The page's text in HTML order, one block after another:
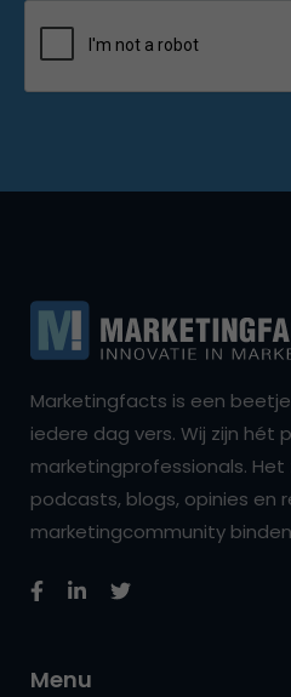
Marketingfacts is een
iedere dag vers. Wij zijn hét
marketingprofessionals. Het
podcasts, blogs, opinies en
marketingcommunity
Menu